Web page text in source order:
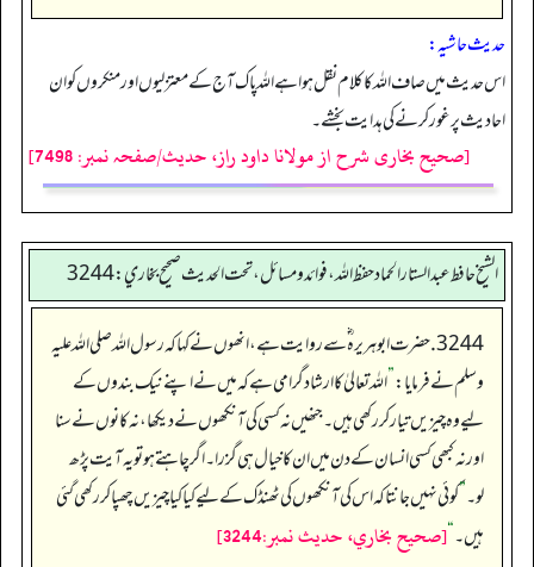
حدیث حاشیہ:
اس حدیث میں صاف اللہ کا کلام نقل ہوا ہے اللہ پاک آج کے معتزلیوں اور منکروں کو ان
احادیث پرغور کرنے کی ہدایت بخشے۔
[صحیح بخاری شرح از مولانا داود راز، حدیث/صفحہ نمبر: 7498]
الشيخ حافط عبدالستار الحماد حفظ الله، فوائد و مسائل، تحت الحديث صحيح بخاري:3244
3244. حضرت ابو ہریرہ ؓسے روایت ہے، انھوں نے کہا کہ رسول اللہ صلی اللہ علیہ
وسلم نے فرمایا:”اللہ تعالیٰ کا ارشادگرامی ہے کہ میں نے اپنے نیک بندوں کے
لیے وہ چیزیں تیار کر رکھی ہیں۔ جنھیں نہ کسی کی آنکھوں نے دیکھا، نہ کانوں نے سنا
اور نہ کبھی کسی انسان کے دن میں ان کا خیال ہی گزرا۔ اگر چاہتے ہو تو یہ آیت پڑھ
لو۔”کوئی نہیں جانتا کہ اس کی آنکھوں کی ٹھنڈک کے لیے کیا کیا چیزیں چھپا کر رکھی گئی
ہیں۔“[صحيح بخاري، حديث نمبر:3244]